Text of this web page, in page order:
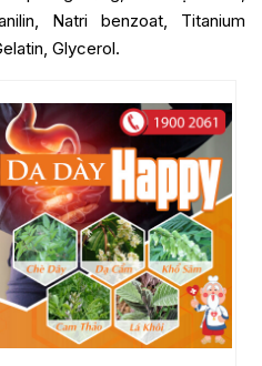
Natri benzoat, Titanium
Glycerol.